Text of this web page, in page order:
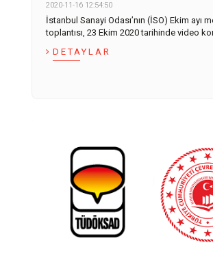
2020-11-16 12:54:50
İstanbul Sanayi Odası’nın (İSO) Ekim ayı
toplantısı, 23 Ekim 2020 tarihinde video
DETAYLAR